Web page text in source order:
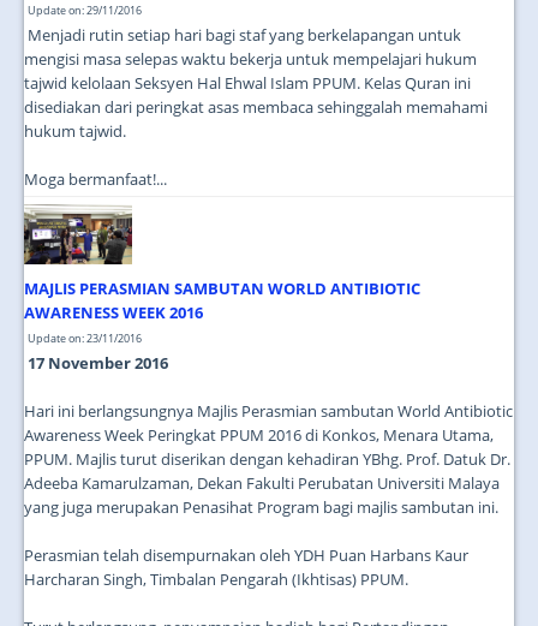
SSO
Update on: 29/11/2016
Menjadi rutin setiap hari bagi staf yang berkelapangan untuk
mengisi masa selepas waktu bekerja untuk mempelajari hukum
tajwid kelolaan Seksyen Hal Ehwal Islam PPUM. Kelas Quran ini
disediakan dari peringkat asas membaca sehinggalah memahami
hukum tajwid.
Moga bermanfaat!...
MAJLIS PERASMIAN SAMBUTAN WORLD ANTIBIOTIC
AWARENESS WEEK 2016
Update on: 23/11/2016
17 November 2016
Hari ini berlangsungnya Majlis Perasmian sambutan World Antibiotic
Awareness Week Peringkat PPUM 2016 di Konkos, Menara Utama,
PPUM. Majlis turut diserikan dengan kehadiran YBhg. Prof. Datuk Dr.
Adeeba Kamarulzaman, Dekan Fakulti Perubatan Universiti Malaya
yang juga merupakan Penasihat Program bagi majlis sambutan ini.
Perasmian telah disempurnakan oleh YDH Puan Harbans Kaur
Harcharan Singh, Timbalan Pengarah (Ikhtisas) PPUM.